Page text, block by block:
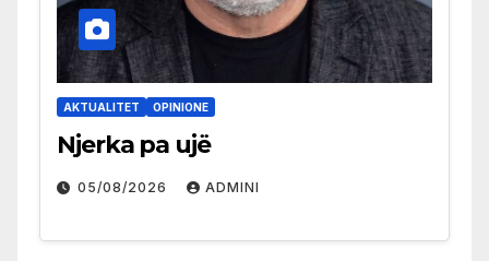
AKTUALITET OPINIONE
Njerka pa ujë
05/08/2026 ADMINI